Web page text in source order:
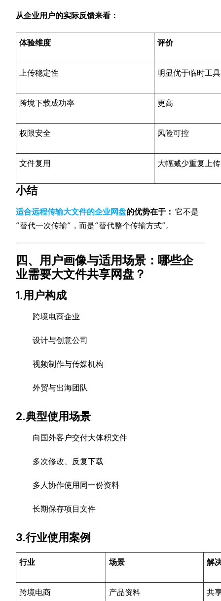
从企业用户的实际反馈来看：
体验维度 评价
上传稳定性 明显优于临时工具
跨境下载成功率 更高
权限安全 风险可控
文件复用 大幅减少重复上传
小结
适合远程传输大文件的企业网盘的优势在于： 它不是
“替代一次传输”，而是“替代整个传输方式”。
四、用户画像与适用场景：哪些企
业需要大文件共享网盘？
1.用户构成
跨境电商企业
设计与创意公司
视频制作与传媒机构
外贸与出海团队
2.典型使用场景
向国外客户交付大体积文件
多次修改、反复下载
多人协作使用同一份资料
长期保存项目文件
3.行业使用案例
行业 场景 解
跨境电商 产品资料 共